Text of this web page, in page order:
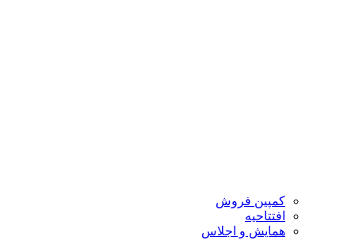
کمپین فروش
افتتاحیه
همایش و اجلاس